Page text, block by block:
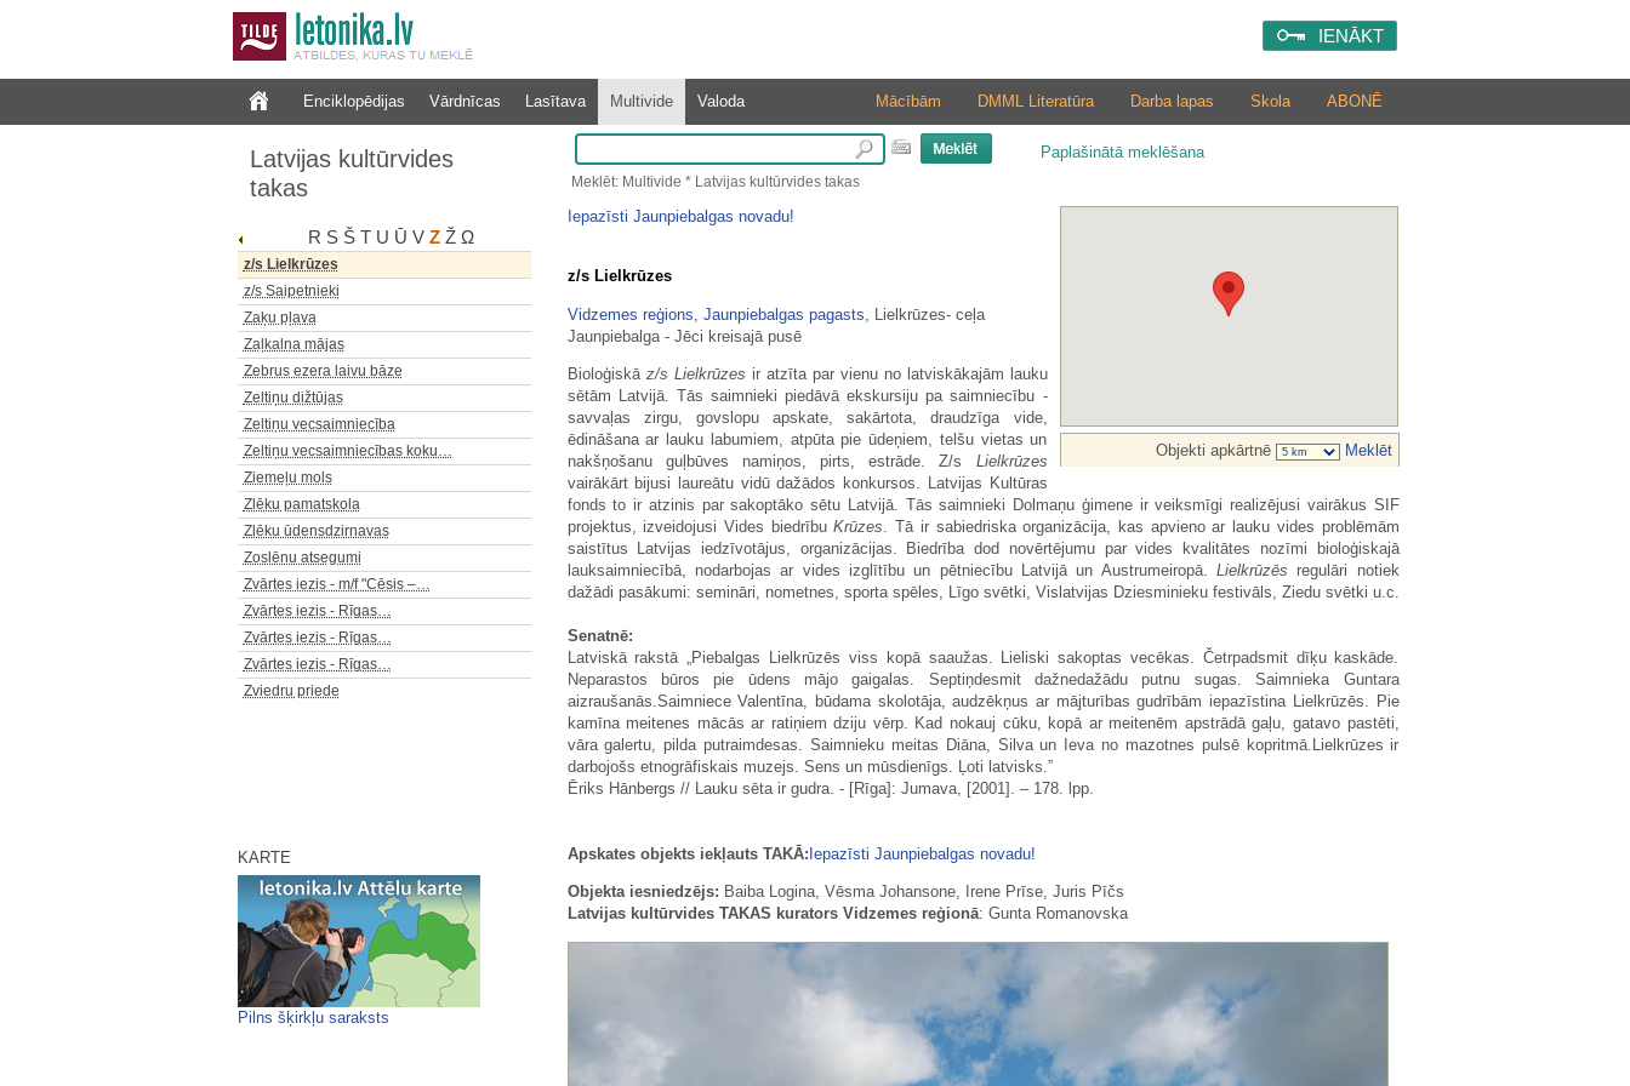
IENĀKT
Enciklopēdijas Vārdnīcas Lasītava Multivide Valoda ABONĒ
Skola
Darba lapas
DMML Literatūra
Mācībām
Latvijas kultūrvides
takas
R S Š T U Ū V Z Ž Ω
z/s Lielkrūzes
z/s Saipetnieki
Zaķu pļava
Zaļkalna mājas
Zebrus ezera laivu bāze
Zeltiņu dižtūjas
Zeltiņu vecsaimniecība
Zeltiņu vecsaimniecības koku…
Ziemeļu mols
Zlēku pamatskola
Zlēku ūdensdzirnavas
Zoslēnu atsegumi
Zvārtes iezis - m/f "Cēsis –…
Zvārtes iezis - Rīgas…
Zvārtes iezis - Rīgas…
Zvārtes iezis - Rīgas…
Zviedru priede
KARTE
Pilns šķirkļu saraksts
Paplašinātā meklēšana
Meklēt: Multivide * Latvijas kultūrvides takas
Objekti apkārtnē Meklēt
Iepazīsti Jaunpiebalgas novadu!
z/s Lielkrūzes
Vidzemes reģions Jaunpiebalgas pagasts , Lielkrūzes- ceļa
Jaunpiebalga - Jēci kreisajā pusē
Bioloģiskāz/s Lielkrūzes ir atzīta par vienu no latviskākajām lauku
sētām Latvijā. Tās saimnieki piedāvā ekskursiju pa saimniecību -
savvaļas zirgu, govslopu apskate, sakārtota, draudzīga vide,
ēdināšana ar lauku labumiem, atpūta pie ūdeņiem, telšu vietas un
nakšņošanu guļbūves namiņos, pirts, estrāde. Z/s Lielkrūzes
vairākārt bijusi laureātu vidū dažādos konkursos. Latvijas Kultūras
fonds to ir atzinis par sakoptāko sētu Latvijā. Tās saimnieki Dolmaņu ģimene ir veiksmīgi realizējusi vairākus SIF
projektus, izveidojusi Vides biedrībuKrūzes . Tā ir sabiedriska organizācija, kas apvieno ar lauku vides problēmām
saistītus Latvijas iedzīvotājus, organizācijas. Biedrība dod novērtējumu par vides kvalitātes nozīmi bioloģiskajā
lauksaimniecībā, nodarbojas ar vides izglītību un pētniecību Latvijā un Austrumeiropā. Lielkrūzēs regulāri notiek
dažādi pasākumi: semināri, nometnes, sporta spēles, Līgo svētki, Vislatvijas Dziesminieku festivāls, Ziedu svētki u.c.
Senatnē:
Latviskā rakstā „Piebalgas Lielkrūzēs viss kopā saaužas. Lieliski sakoptas vecēkas. Četrpadsmit dīķu kaskāde.
Neparastos būros pie ūdens mājo gaigalas. Septiņdesmit dažnedažādu putnu sugas. Saimnieka Guntara
aizraušanās.Saimniece Valentīna, būdama skolotāja, audzēkņus ar mājturības gudrībām iepazīstina Lielkrūzēs. Pie
kamīna meitenes mācās ar ratiņiem dziju vērp. Kad nokauj cūku, kopā ar meitenēm apstrādā gaļu, gatavo pastēti,
vāra galertu, pilda putraimdesas. Saimnieku meitas Diāna, Silva un Ieva no mazotnes pulsē kopritmā.Lielkrūzes ir
darbojošs etnogrāfiskais muzejs. Sens un mūsdienīgs. Ļoti latvisks.”
Ēriks Hānbergs // Lauku sēta ir gudra. - [Rīga]: Jumava, [2001]. – 178. lpp.
Apskates objekts iekļauts TAKĀ: Iepazīsti Jaunpiebalgas novadu!
Objekta iesniedzējs: Baiba Logina, Vēsma Johansone, Irene Prīse, Juris Pīčs
Latvijas kultūrvides TAKAS kurators Vidzemes reģionā: Gunta Romanovska